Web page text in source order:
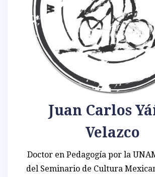
Juan Carlos
Velazco
Doctor en Pedagogía por la
del Seminario de Cultura